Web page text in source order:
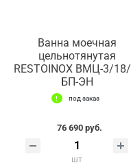
Ванна моечная
цельнотянутая
RESTOINOX ВМЦ-3/
БП-ЭН
под заказ
76 690 руб.
шт